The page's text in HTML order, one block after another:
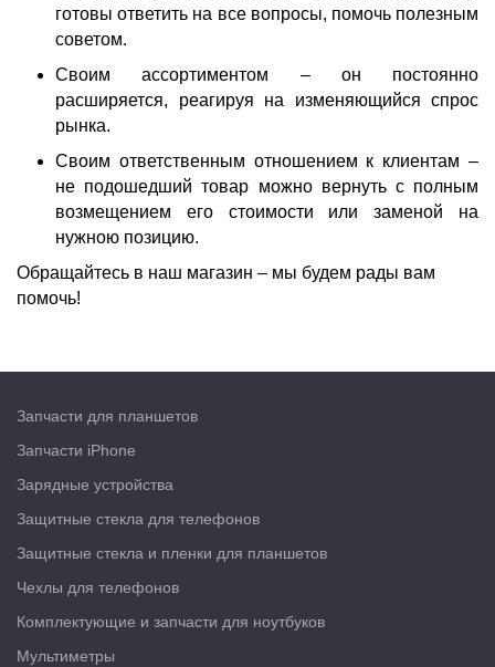
готовы ответить на все вопросы, помочь полезным
советом.
Своимассортиментом – он постоянно
расширяется, реагируя на изменяющийся спрос
рынка.
Своим ответственным отношением к клиентам –
не подошедший товар можно вернуть с полным
возмещением его стоимости или заменой на
нужною позицию.
Обращайтесь в наш магазин – мы будем рады вам
помочь!
Запчасти для планшетов
Запчасти iPhone
Зарядные устройства
Защитные стекла для телефонов
Защитные стекла и пленки для планшетов
Чехлы для телефонов
Комплектующие и запчасти для ноутбуков
Мультиметры